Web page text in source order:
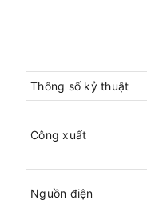
Thông số kỷ thuật
Công xuất
Nguồn điện